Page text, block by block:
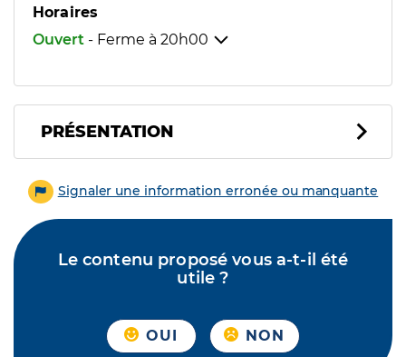
Horaires
Ouvert - Ferme à 20h00
PRÉSENTATION
Signaler une information erronée ou manquante
Le contenu proposé vous a-t-il été
utile ?
OUI NON